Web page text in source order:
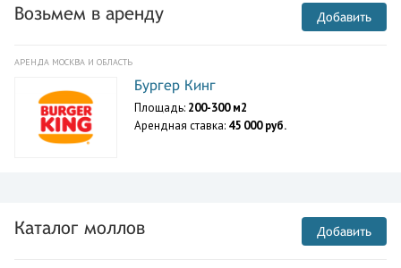
Возьмем в аренду Добавить
АРЕНДА МОСКВА И ОБЛАСТЬ
Бургер Кинг
Площадь: 200-300 м2
Арендная ставка: 45 000 руб.
Каталог моллов Добавить